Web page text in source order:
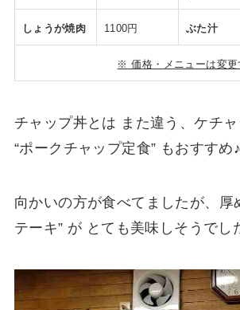
しょうが焼肉 1100円 ぶた汁
※ 価格・メニューは変更
チャップ丼とは また違う、ケチ
“ポークチャップ定食” もおすすめ♪
向かいの方が食べてましたが、厚
テーキ” が とても美味しそうでし